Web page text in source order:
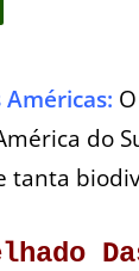
do
tanta